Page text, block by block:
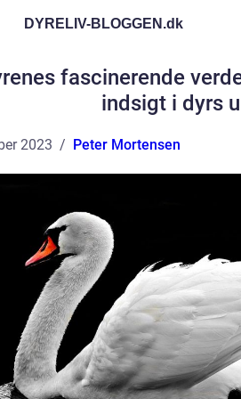
DYRELIV-BLOGGEN.dk
fascinerende
indsigt i dyrs
2023 Peter Mortensen